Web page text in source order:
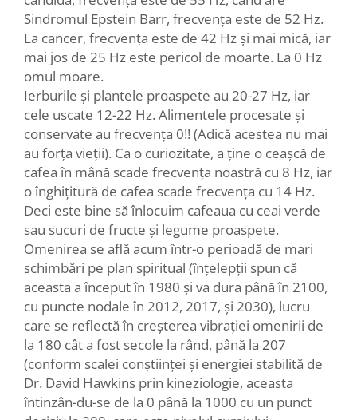
Sindromul Epstein Barr, frecvența este de 52 Hz.
La cancer, frecvența este de 42 Hz și mai mică, iar
mai jos de 25 Hz este pericol de moarte. La 0 Hz
omul moare.
Ierburile și plantele proaspete au 20-27 Hz, iar
cele uscate 12-22 Hz. Alimentele procesate și
conservate au frecvența 0!! (Adică acestea nu mai
au forța vieții). Ca o curiozitate, a ține o ceașcă de
cafea în mână scade frecvența noastră cu 8 Hz, iar
o înghițitură de cafea scade frecvența cu 14 Hz.
Deci este bine să înlocuim cafeaua cu ceai verde
sau sucuri de fructe și legume proaspete.
Omenirea se află acum într-o perioadă de mari
schimbări pe plan spiritual (înțelepții spun că
aceasta a început în 1980 și va dura până în 2100,
cu puncte nodale în 2012, 2017, și 2030), lucru
care se reflectă în creșterea vibrației omenirii de
la 180 cât a fost secole la rând, până la 207
(conform scalei conștiinței și energiei stabilită de
Dr. David Hawkins prin kineziologie, aceasta
întinzân-du-se de la 0 până la 1000 cu un punct